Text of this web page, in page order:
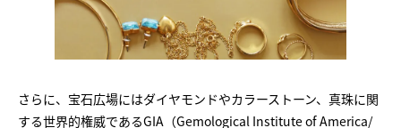
さらに、宝石広場にはダイヤモンドやカラーストーン、真珠に関
する世界的権威であるGIA（Gemological Institute of America/